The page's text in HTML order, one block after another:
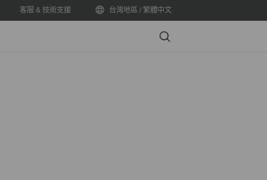
客服 & 技術支援 台灣地區 / 繁體中文
Search